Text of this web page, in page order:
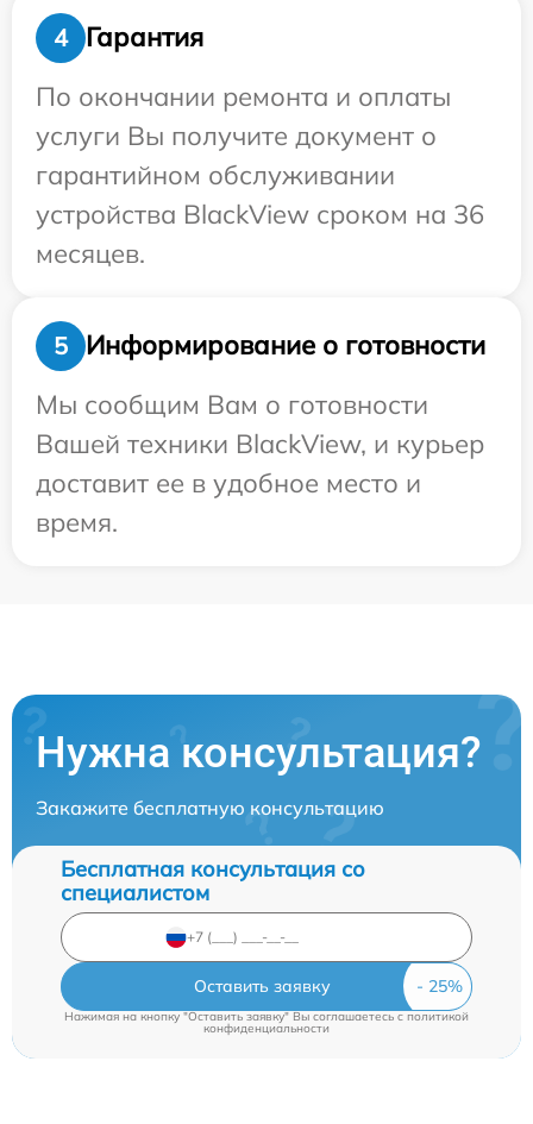
4
Гарантия
По окончании ремонта и оплаты
услуги Вы получите документ о
гарантийном обслуживании
устройства BlackView сроком на 36
месяцев.
5
Информирование о готовности
Мы сообщим Вам о готовности
Вашей техники BlackView, и курьер
доставит ее в удобное место и
время.
Нужна консультация?
Закажите бесплатную консультацию
Бесплатная консультация со
специалистом
Оставить заявку
Нажимая на кнопку "Оставить заявку" Вы соглашаетесь cполитикой
конфиденциальности